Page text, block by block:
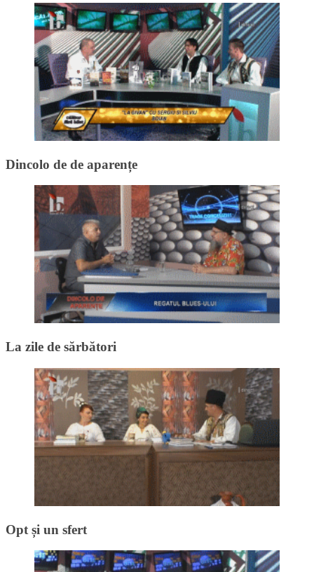
Dincolo de de aparențe
La zile de sărbători
Opt și un sfert